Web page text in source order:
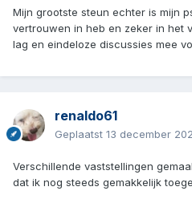
Mijn grootste steun echter is mijn
vertrouwen in heb en zeker in het
lag en eindeloze discussies mee
renaldo61
Geplaatst 13 december
Verschillende vaststellingen
dat ik nog steeds gemakkelijk